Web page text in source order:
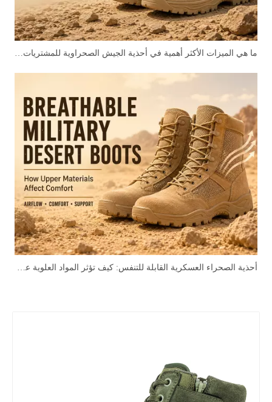
ما هي الميزات الأكثر أهمية في أحذية الجيش الصحراوية للمشتريات بالجملة
أحذية الصحراء العسكرية القابلة للتنفس: كيف تؤثر المواد العلوية على الراحة